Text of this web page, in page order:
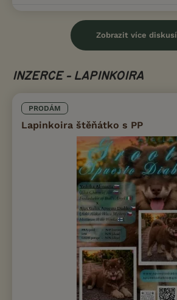
Zobrazit více diskusí
INZERCE - LAPINKOIRA
PRODÁM
Lapinkoira štěňátko s PP